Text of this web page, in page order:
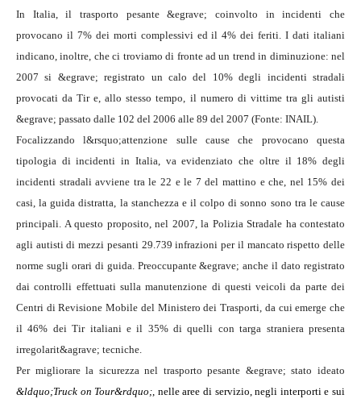
In Italia, il trasporto pesante &egrave; coinvolto in incidenti che
provocano il 7% dei morti complessivi ed il 4% dei feriti. I dati italiani
indicano, inoltre, che ci troviamo di fronte ad un trend in diminuzione: nel
2007 si &egrave; registrato un calo del 10% degli incidenti stradali
provocati da Tir e, allo stesso tempo, il numero di vittime tra gli autisti
&egrave; passato dalle 102 del 2006 alle 89 del 2007 (Fonte: INAIL).
Focalizzando l&rsquo;attenzione sulle cause che provocano questa
tipologia di incidenti in Italia, va evidenziato che oltre il 18% degli
incidenti stradali avviene tra le 22 e le 7 del mattino e che, nel 15% dei
casi, la guida distratta, la stanchezza e il colpo di sonno sono tra le cause
principali. A questo proposito, nel 2007, la Polizia Stradale ha contestato
agli autisti di mezzi pesanti 29.739 infrazioni per il mancato rispetto delle
norme sugli orari di guida. Preoccupante &egrave; anche il dato registrato
dai controlli effettuati sulla manutenzione di questi veicoli da parte dei
Centri di Revisione Mobile del Ministero dei Trasporti, da cui emerge che
il 46% dei Tir italiani e il 35% di quelli con targa straniera presenta
irregolarit&agrave; tecniche.
Per migliorare la sicurezza nel trasporto pesante &egrave; stato ideato
&ldquo;Truck on Tour&rdquo;, nelle aree di servizio, negli interporti e sui